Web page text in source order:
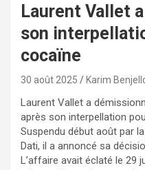
Laurent Vallet
son
cocaïne
30 août 2025 Karim
Laurent Vallet a
après son interpellation
Suspendu début août par
Dati, il a annoncé sa
L’affaire avait éclaté le 29